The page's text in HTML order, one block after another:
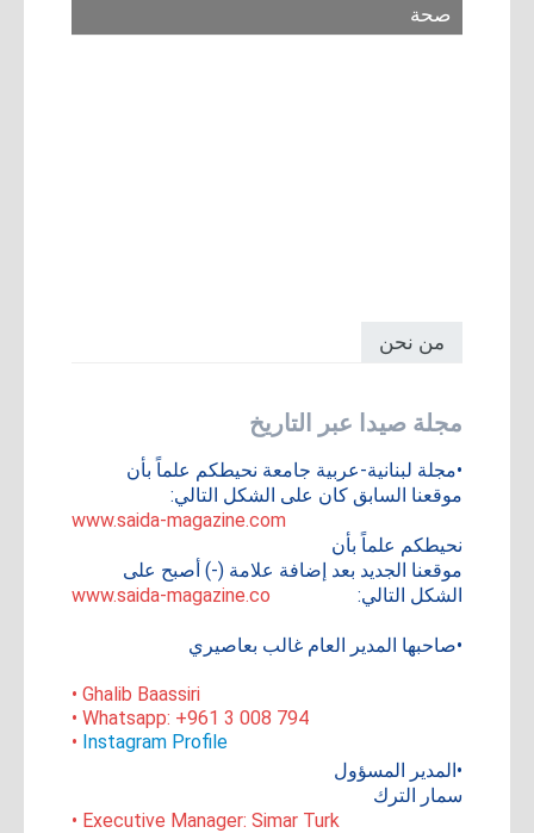
صحة
من نحن
مجلة صيدا عبر التاريخ
•مجلة لبنانية-عربية جامعة نحيطكم علماً بأن
موقعنا السابق كان على الشكل التالي:
www.saida-magazine.com
نحيطكم علماً بأن
موقعنا الجديد بعد إضافة علامة (-) أصبح على
الشكل التالي:
www.saida-magazine.co
•صاحبها المدير العام غالب بعاصيري
• Ghalib Baassiri
• Whatsapp: +961 3 008 794
• Instagram Profile
•المدير المسؤول
سمار الترك
• Executive Manager: Simar Turk